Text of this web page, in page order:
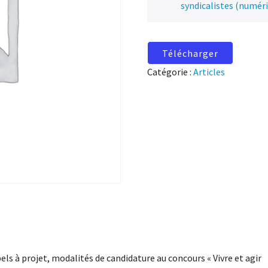
syndicalistes
Télécharger
Catégorie :Articles
à projet, modalités de candidature au concours « Vivre et agir